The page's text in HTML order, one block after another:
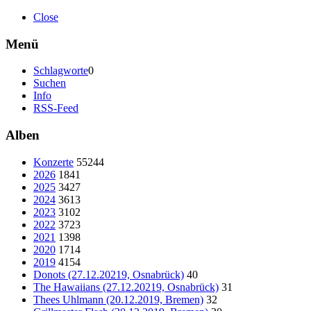
Close
Menü
Schlagworte0
Suchen
Info
RSS-Feed
Alben
Konzerte 55244
2026 1841
2025 3427
2024 3613
2023 3102
2022 3723
2021 1398
2020 1714
2019 4154
Donots (27.12.20219, Osnabrück) 40
The Hawaiians (27.12.20219, Osnabrück) 31
Thees Uhlmann (20.12.2019, Bremen) 32